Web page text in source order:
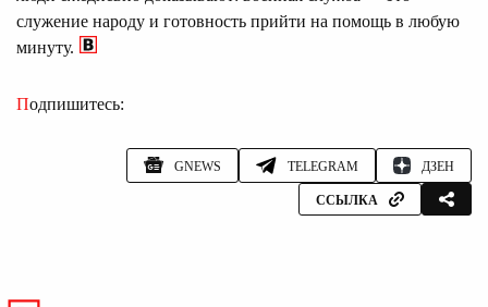
служение народу и готовность прийти на помощь в любую
минуту.
Подпишитесь:
GNEWS TELEGRAM ДЗЕН
ССЫЛКА